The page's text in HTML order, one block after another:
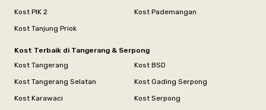
Kost PIK 2
Kost Pademangan
Kost Tanjung Priok
Kost Terbaik di Tangerang & Serpong
Kost Tangerang
Kost BSD
Kost Tangerang Selatan
Kost Gading Serpong
Kost Karawaci
Kost Serpong